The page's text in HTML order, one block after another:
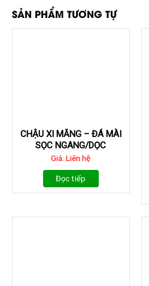
SẢN PHẨM TƯƠNG TỰ
CHẬU XI MĂNG – ĐÁ MÀI
SỌC NGANG/DỌC
Giá: Liên hệ
Đọc tiếp